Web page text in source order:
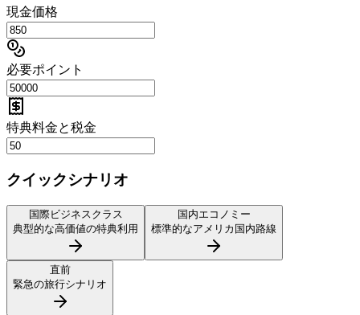
現金価格
必要ポイント
特典料金と税金
クイックシナリオ
国際ビジネスクラス
典型的な高価値の特典利用
国内エコノミー
標準的なアメリカ国内路線
直前
緊急の旅行シナリオ